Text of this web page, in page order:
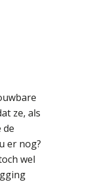
ze, als
de
er nog?
wel
kiest, kiest
nog geen